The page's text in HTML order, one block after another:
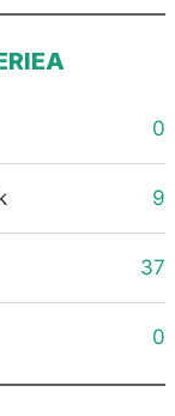
0
9
37
0